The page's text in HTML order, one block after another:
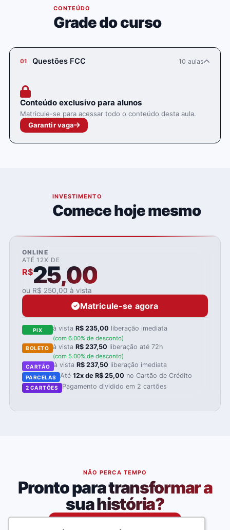
CONTEÚDO
Grade do curso
01 Questões FCC 10 aulas
Conteúdo exclusivo para alunos
Matricule-se para acessar todo o conteúdo desta aula.
Garantir vaga
INVESTIMENTO
Comece hoje mesmo
ONLINE
ATÉ 12X DE
R$25,00
ou R$ 250,00 à vista
Matricule-se agora
PIX à vistaR$ 235,00 liberação imediata
(com 6.00% de desconto)
BOLETO à vistaR$ 237,50 liberação até 72h
(com 5.00% de desconto)
CARTÃO à vista R$ 237,50 liberação imediata
PARCELAS Até12x de R$ 25,00 no Cartão de Crédito
2 CARTÕES Pagamento dividido em 2 cartões
NÃO PERCA TEMPO
Pronto para transformar a
sua história?